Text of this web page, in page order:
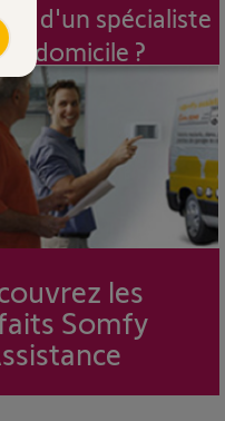
d'un spécialiste
domicile ?
les
Somfy